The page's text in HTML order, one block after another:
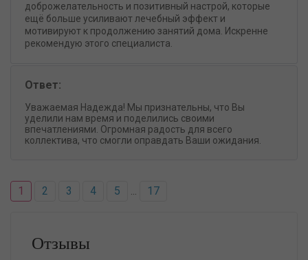
доброжелательность и позитивный настрой, которые
ещё больше усиливают лечебный эффект и
мотивируют к продолжению занятий дома. Искренне
рекомендую этого специалиста.
Ответ:
Уважаемая Надежда! Мы признательны, что Вы
уделили нам время и поделились своими
впечатлениями. Огромная радость для всего
коллектива, что смогли оправдать Ваши ожидания.
1 2 3 4 5 ... 17
Отзывы